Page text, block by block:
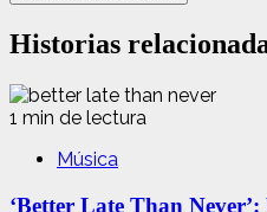
Historias
1 min de lectura
Música
‘Better Late Than